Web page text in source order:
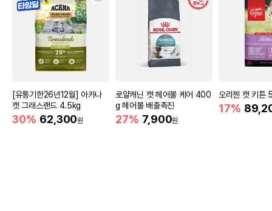
[유통기한26년12월] 아카나
캣 그래스랜드 4.5kg
30% 62,300원
로얄캐닌 캣 헤어볼 케어 400
g 헤어볼 배출촉진
27% 7,900원
오리젠 캣 키튼
17%